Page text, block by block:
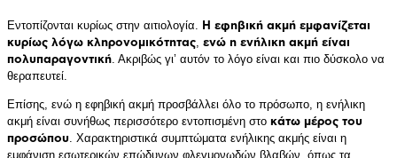
Εντοπίζονται κυρίως στην αιτιολογία. Η εφηβική ακμή εμφανίζεται
κυρίως λόγω κληρονομικότητας, ενώ η ενήλικη ακμή είναι
πολυπαραγοντική. Ακριβώς γι’ αυτόν το λόγο είναι και πιο δύσκολο να
θεραπευτεί.
Επίσης, ενώ η εφηβική ακμή προσβάλλει όλο το πρόσωπο, η ενήλικη
ακμή είναι συνήθως περισσότερο εντοπισμένη στο κάτω μέρος του
προσώπου. Χαρακτηριστικά συμπτώματα ενήλικης ακμής είναι η
εμφάνιση εσωτερικών επώδυνων φλεγμονωδών βλαβών, όπως τα